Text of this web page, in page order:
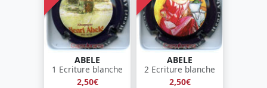
ABELE
1 Ecriture blanche
2,50€
ABELE
2 Ecriture blanche
2,50€